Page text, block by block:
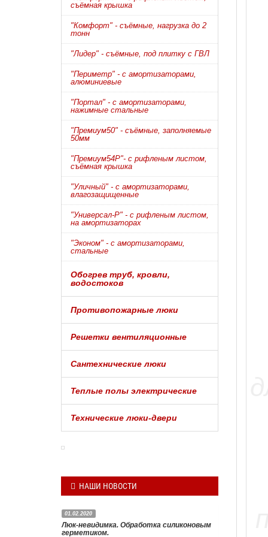
съёмная крышка
"Комфорт" - съёмные, нагрузка до 2
тонн
"Лидер" - съёмные, под плитку с ГВЛ
"Периметр" - с амортизаторами,
алюминиевые
"Портал" - с амортизаторами,
нажимные стальные
"Премиум50" - съёмные, заполняемые
50мм
"Премиум54Р"- с рифленым листом,
съёмная крышка
"Уличный" - с амортизаторами,
влагозащищенные
"Универсал-Р" - с рифленым листом,
на амортизаторах
"Эконом" - с амортизаторами,
стальные
Обогрев труб, кровли,
водостоков
Противопожарные люки
Решетки вентиляционные
Сантехнические люки
Теплые полы электрические
Технические люки-двери
НАШИ НОВОСТИ
01.02.2020
Люк-невидимка. Обработка силиконовым
герметиком.